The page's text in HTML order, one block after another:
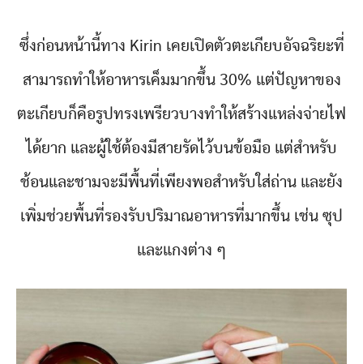
ซึ่งก่อนหน้านี้ทาง Kirin เคยเปิดตัวตะเกียบอัจฉริยะที่
สามารถทำให้อาหารเค็มมากขึ้น 30% แต่ปัญหาของ
ตะเกียบก็คือรูปทรงเพรียวบางทำให้สร้างแหล่งจ่ายไฟ
ได้ยาก และผู้ใช้ต้องมีสายรัดไว้บนข้อมือ แต่สำหรับ
ช้อนและชามจะมีพื้นที่เพียงพอสำหรับใส่ถ่าน และยัง
เพิ่มช่วยพื้นที่รองรับปริมาณอาหารที่มากขึ้น เช่น ซุป
และแกงต่าง ๆ